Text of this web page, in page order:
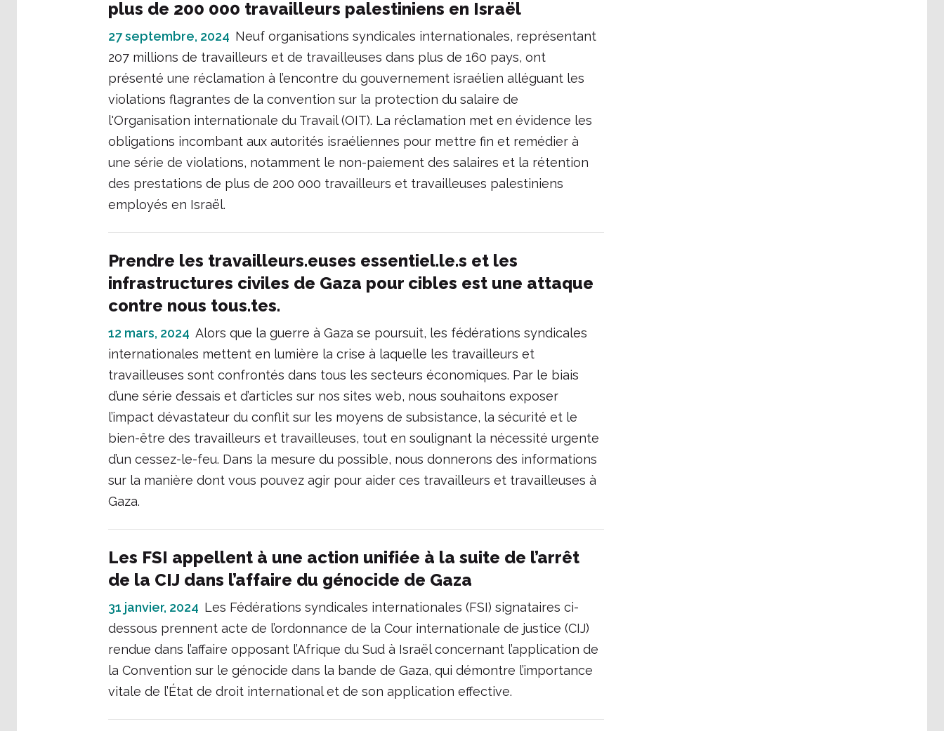
plus de 200 000 travailleurs palestiniens en Israël
27 septembre, 2024 Neuf organisations syndicales internationales, représentant
207 millions de travailleurs et de travailleuses dans plus de 160 pays, ont
présenté une réclamation à l’encontre du gouvernement israélien alléguant les
violations flagrantes de la convention sur la protection du salaire de
l'Organisation internationale du Travail (OIT). La réclamation met en évidence les
obligations incombant aux autorités israéliennes pour mettre fin et remédier à
une série de violations, notamment le non-paiement des salaires et la rétention
des prestations de plus de 200 000 travailleurs et travailleuses palestiniens
employés en Israël.
Prendre les travailleurs.euses essentiel.le.s et les
infrastructures civiles de Gaza pour cibles est une attaque
contre nous tous.tes.
12 mars, 2024 Alors que la guerre à Gaza se poursuit, les fédérations syndicales
internationales mettent en lumière la crise à laquelle les travailleurs et
travailleuses sont confrontés dans tous les secteurs économiques. Par le biais
d’une série d’essais et d’articles sur nos sites web, nous souhaitons exposer
l’impact dévastateur du conflit sur les moyens de subsistance, la sécurité et le
bien-être des travailleurs et travailleuses, tout en soulignant la nécessité urgente
d’un cessez-le-feu. Dans la mesure du possible, nous donnerons des informations
sur la manière dont vous pouvez agir pour aider ces travailleurs et travailleuses à
Gaza.
Les FSI appellent à une action unifiée à la suite de l’arrêt
de la CIJ dans l’affaire du génocide de Gaza
31 janvier, 2024 Les Fédérations syndicales internationales (FSI) signataires ci-
dessous prennent acte de l’ordonnance de la Cour internationale de justice (CIJ)
rendue dans l’affaire opposant l’Afrique du Sud à Israël concernant l’application de
la Convention sur le génocide dans la bande de Gaza, qui démontre l’importance
vitale de l’État de droit international et de son application effective.